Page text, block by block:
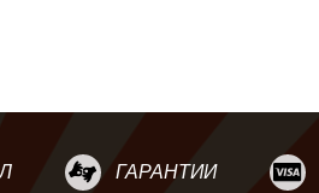
ГАРАНТИИ